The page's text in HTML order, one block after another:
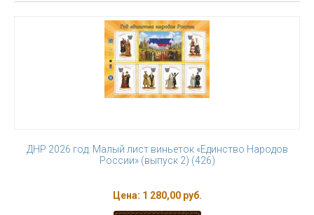
ДНР 2026 год. Малый лист виньеток «Единство Народов
России» (выпуск 2) (426)
Цена: 1 280,00 руб.